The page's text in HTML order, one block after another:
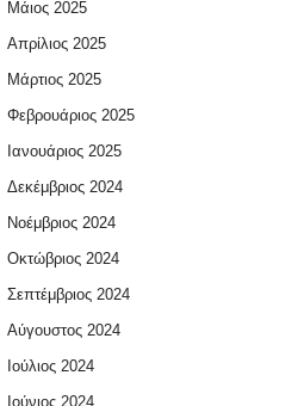
Μάιος 2025
Απρίλιος 2025
Μάρτιος 2025
Φεβρουάριος 2025
Ιανουάριος 2025
Δεκέμβριος 2024
Νοέμβριος 2024
Οκτώβριος 2024
Σεπτέμβριος 2024
Αύγουστος 2024
Ιούλιος 2024
Ιούνιος 2024